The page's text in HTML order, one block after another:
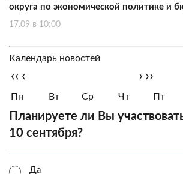
округа по экономической политике и
17.09 в 10:00
Календарь новостей
‹‹ ‹ › ››
Пн Вт Ср Чт Пт
Планируете ли Вы
10 сентября?
Да